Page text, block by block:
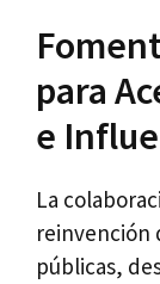
para
e
La
reinvención
públicas,